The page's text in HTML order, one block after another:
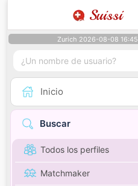
Suissi
Zurich 2026-08-08 16:45
Inicio
Buscar
Todos los perfiles
Matchmaker